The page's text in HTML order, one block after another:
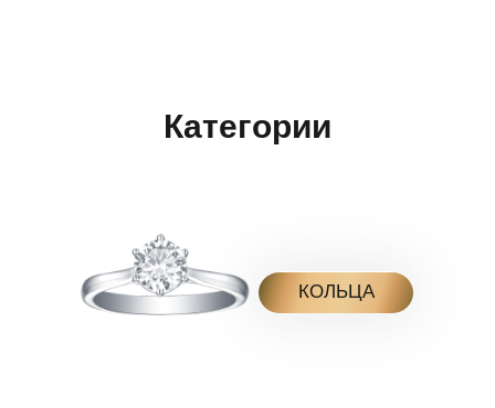
Категории
КОЛЬЦА